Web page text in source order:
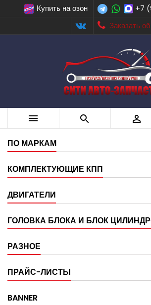
Купить на озон
+7
Заказать
  
ПО МАРКАМ
КОМПЛЕКТУЮЩИЕ КПП
ДВИГАТЕЛИ
ГОЛОВКА БЛОКА И БЛОК
РАЗНОЕ
ПРАЙС-ЛИСТЫ
BANNER